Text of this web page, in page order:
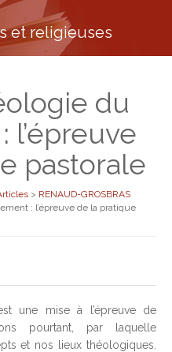
et religieuses
du
l’épreuve
pastorale
> RENAUD-GROSBRAS
: l’épreuve de la pratique
une mise à l’épreuve de
pourtant, par laquelle
et nos lieux théologiques.